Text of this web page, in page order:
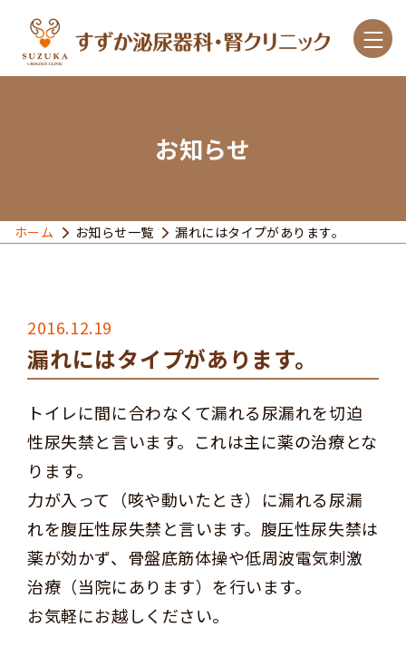
診療案内
アクセス
お知らせ
ホーム お知らせ一覧 漏れにはタイプがあります。
2016.12.19
漏れにはタイプがあります。
トイレに間に合わなくて漏れる尿漏れを切迫
性尿失禁と言います。これは主に薬の治療とな
ります。
力が入って（咳や動いたとき）に漏れる尿漏
れを腹圧性尿失禁と言います。腹圧性尿失禁は
薬が効かず、骨盤底筋体操や低周波電気刺激
治療（当院にあります）を行います。
お気軽にお越しください。